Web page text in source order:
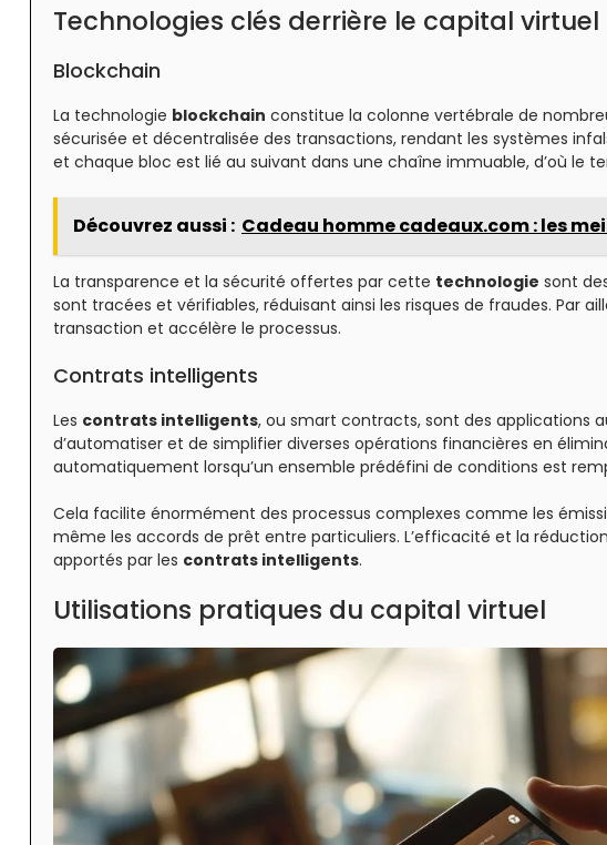
Technologies clés derrière le capital virtuel
Blockchain
La technologie blockchain constitue la colonne vertébrale de
sécurisée et décentralisée des transactions, rendant les systèmes
et chaque bloc est lié au suivant dans une chaîne immuable, d’où le
Découvrez aussi : Cadeau homme cadeaux.com : les
La transparence et la sécurité offertes par cette technologie sont
sont tracées et vérifiables, réduisant ainsi les risques de fraudes. Par
transaction et accélère le processus.
Contrats intelligents
Les contrats intelligents, ou smart contracts, sont des applications
d’automatiser et de simplifier diverses opérations financières en
automatiquement lorsqu’un ensemble prédéfini de conditions est
Cela facilite énormément des processus complexes comme les
même les accords de prêt entre particuliers. L’efficacité et la
apportés par les contrats intelligents.
Utilisations pratiques du capital virtuel